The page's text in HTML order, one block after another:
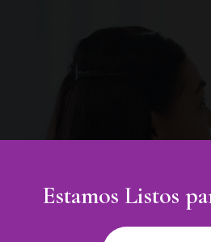
Estamos Listos